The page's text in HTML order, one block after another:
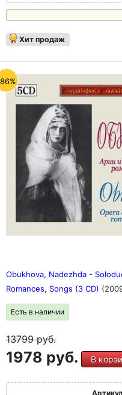
Хит продаж
Obukhova, Nadezhda -
Romances, Songs (3 CD)
Есть в наличии
13799руб.
1978 руб. В